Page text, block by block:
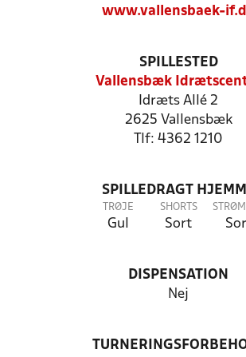
www.vallensbaek-
SPILLESTED
Vallensbæk
Idræts Allé 2
2625 Vallensbæk
Tlf: 4362 1210
SPILLEDRAGT
TRØJE
Gul
SHORTS
Sort
DISPENSATION
Nej